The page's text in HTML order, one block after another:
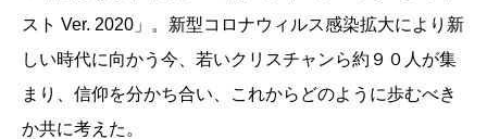
スト Ver. 2020」。新型コロナウィルス感染拡大により新
しい時代に向かう今、若いクリスチャンら約９０人が集
まり、信仰を分かち合い、これからどのように歩むべき
か共に考えた。